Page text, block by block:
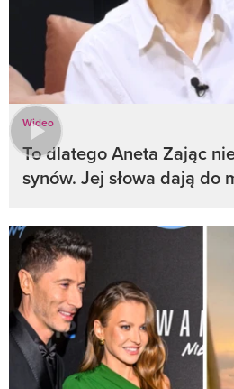
Wideo
To dlatego Aneta Zając
synów. Jej słowa dają do